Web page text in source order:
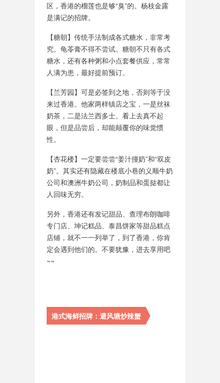
区，香港的榴莲也是够“臭”的。杨枝金露
是满记的招牌。
【糖朝】传统手法制成各式糖水，非常考
究。龟苓膏不得不尝试。糖朝不只有各式
糖水，还有各种粥和小点套餐供应，常常
人满为患，最好提前预订。
【兰芳园】可是必签到之地，否则等于没
来过香港。他家两样镇店之宝，一是丝袜
奶茶，二是法兰西多士。看上去真不起
眼，但是品尝后，却能颠覆你的味觉惯
性。
【杏花楼】一定要尝尝“姜汁撞奶”和“双皮
奶”。其实还有隐藏在楼底小巷的义顺牛奶
公司和澳洲牛奶公司，奶制品和蛋挞都让
人回味无穷。
另外，香港还有发记甜品、查理布朗咖啡
专门店、坤记糕品、泰昌饼家等甜品糕点
店铺，就不一一列举了，到了香港，你肯
定会遇到他们的。不要犹豫，进去享用吧
~~
港式海鲜招牌：避风塘炒辣蟹